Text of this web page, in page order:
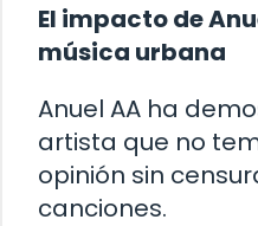
El impacto de
música urbana
Anuel AA ha
artista que no
opinión sin
canciones.